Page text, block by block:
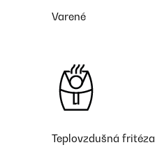
Varené
Teplovzdušná fritéza